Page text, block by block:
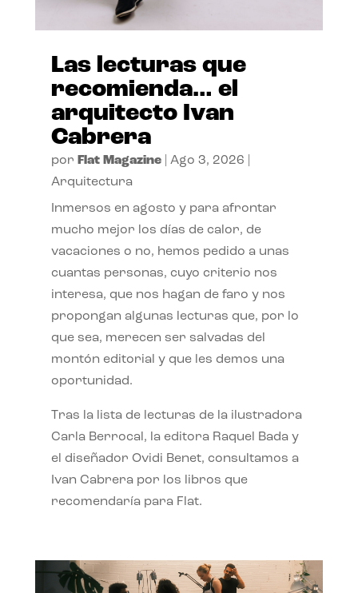
Las lecturas que
recomienda… el
arquitecto Ivan
Cabrera
por Flat Magazine| Ago 3, 2026
Arquitectura
Inmersos en agosto y para afrontar
mucho mejor los días de calor, de
vacaciones o no, hemos pedido a unas
cuantas personas, cuyo criterio nos
interesa, que nos hagan de faro y nos
propongan algunas lecturas que, por lo
que sea, merecen ser salvadas del
montón editorial y que les demos una
oportunidad.
Tras la lista de lecturas de la ilustradora
Carla Berrocal, la editora Raquel Bada y
el diseñador Ovidi Benet, consultamos a
Ivan Cabrera por los libros que
recomendaría para Flat.